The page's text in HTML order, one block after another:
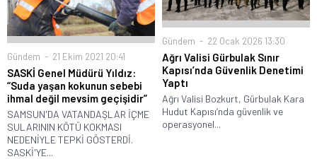
Gündem 21 Ekim 2021 20:41
SASKİ Genel Müdürü Yıldız:
“Suda yaşan kokunun sebebi
ihmal değil mevsim geçişidir”
SAMSUN'DA VATANDAŞLAR İÇME
SULARININ KÖTÜ KOKMASI
NEDENİYLE TEPKİ GÖSTERDİ.
SASKİ'YE...
Gündem 22 Ocak 2026 13:30
Ağrı Valisi Gürbulak Sınır
Kapısı’nda Güvenlik Denetimi
Yaptı
Ağrı Valisi Bozkurt, Gürbulak Kara
Hudut Kapısı’nda güvenlik ve
operasyonel...